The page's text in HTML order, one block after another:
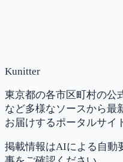
Kunitter
東京都の各市区町村の公
など多様なソースから最
お届けするポータルサイ
掲載情報はAIによる自動